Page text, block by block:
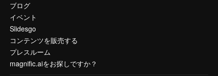
ブログ
イベント
Slidesgo
コンテンツを販売する
プレスルーム
magnific.aiをお探しですか？